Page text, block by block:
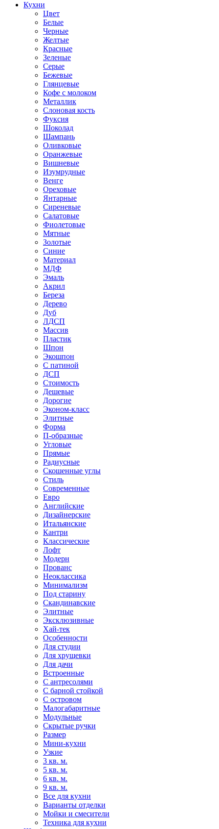
Кухни
Цвет
Белые
Черные
Желтые
Красные
Зеленые
Серые
Бежевые
Глянцевые
Кофе с молоком
Металлик
Слоновая кость
Фуксия
Шоколад
Шампань
Оливковые
Оранжевые
Вишневые
Изумрудные
Венге
Ореховые
Янтарные
Сиреневые
Салатовые
Фиолетовые
Мятные
Золотые
Синие
Материал
МДФ
Эмаль
Акрил
Береза
Дерево
Дуб
ЛДСП
Массив
Пластик
Шпон
Экошпон
С патиной
ДСП
Стоимость
Дешевые
Дорогие
Эконом-класс
Элитные
Форма
П-образные
Угловые
Прямые
Радиусные
Скошенные углы
Стиль
Современные
Евро
Английские
Дизайнерские
Итальянские
Кантри
Классические
Лофт
Модерн
Прованс
Неоклассика
Минимализм
Под старину
Скандинавские
Элитные
Эксклюзивные
Хай-тек
Особенности
Для студии
Для хрущевки
Для дачи
Встроенные
С антресолями
С барной стойкой
С островом
Малогабаритные
Модульные
Скрытые ручки
Размер
Мини-кухни
Узкие
3 кв. м.
5 кв. м.
6 кв. м.
9 кв. м.
Все для кухни
Варианты отделки
Мойки и смесители
Техника для кухни